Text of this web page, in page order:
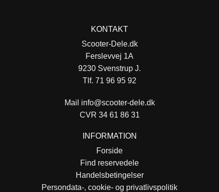
KONTAKT
Scooter-Dele.dk
Ferslevvej 1A
9230 Svenstrup J.
Tlf. 71 96 95 92
Mail info@scooter-dele.dk
CVR 34 61 86 31
INFORMATION
Forside
Find reservedele
Handelsbetingelser
Persondata-, cookie- og privatlivspolitik